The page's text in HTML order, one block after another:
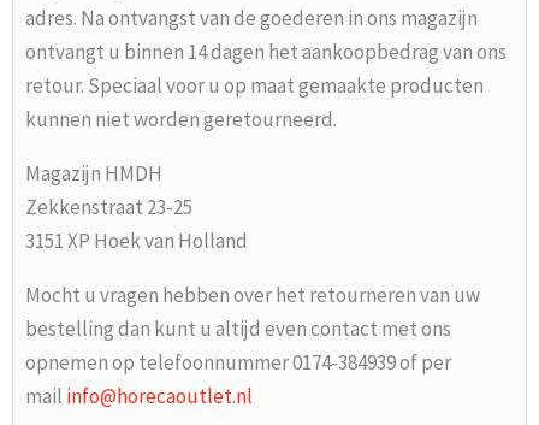
adres. Na ontvangst van de goederen in ons magazijn
ontvangt u binnen 14 dagen het aankoopbedrag van ons
retour. Speciaal voor u op maat gemaakte producten
kunnen niet worden geretourneerd.
Magazijn HMDH
Zekkenstraat 23-25
3151 XP Hoek van Holland
Mocht u vragen hebben over het retourneren van uw
bestelling dan kunt u altijd even contact met ons
opnemen op telefoonnummer 0174-384939 of per
mail info@horecaoutlet.nl